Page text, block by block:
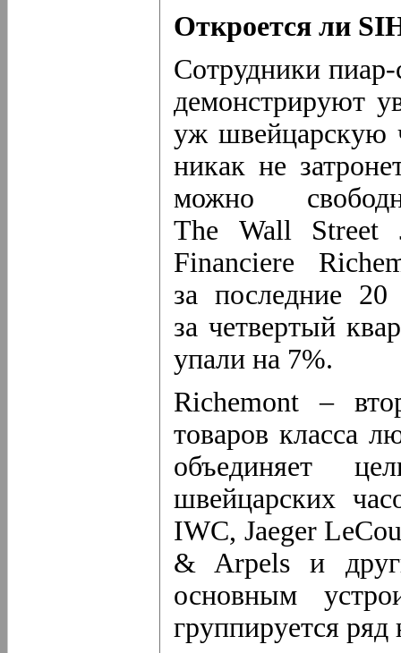
Откроется ли
Сотрудники
демонстрируют
уж швейцарскую
никак не
можно
The Wall Street
Financiere
за последние
за четвертый
упали на 7%.
Richemont –
товаров класса
объединяет
швейцарских
IWC, Jaeger
& Arpels и
основным
группируется